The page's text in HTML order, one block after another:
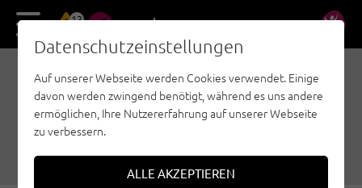
13 DE EN
ENERGIEKUGELN ZUM
NASCHEN UNTERWEGS
Datenschutzeinstellungen
Auf unserer Webseite werden Cookies verwendet. Einige
davon werden zwingend benötigt, während es uns andere
ermöglichen, Ihre Nutzererfahrung auf unserer Webseite
zu verbessern.
ALLE AKZEPTIEREN